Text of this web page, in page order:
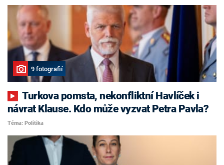
9 fotografií
Turkova pomsta, nekonfliktní Havlíček i
návrat Klause. Kdo může vyzvat Petra Pavla?
Téma: Politika